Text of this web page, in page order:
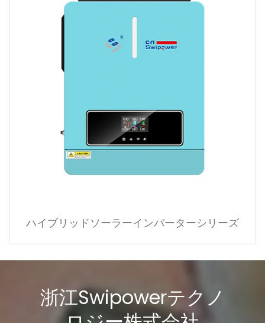
ハイブリッドソーラーインバーターシリーズ
浙江Swipowerテクノ